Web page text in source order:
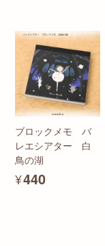
ブロックメモ バ
レエシアター 白
鳥の湖
¥440